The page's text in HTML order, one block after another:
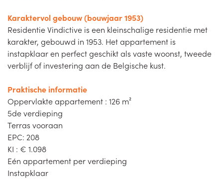
Karaktervol gebouw (bouwjaar 1953)
Residentie Vindictive is een kleinschalige residentie met
karakter, gebouwd in 1953. Het appartement is
instapklaar en perfect geschikt als vaste woonst, tweede
verblijf of investering aan de Belgische kust.
Praktische informatie
Oppervlakte appartement : 126 m²
5de verdieping
Terras vooraan
EPC: 208
KI : € 1.098
Eén appartement per verdieping
Instapklaar